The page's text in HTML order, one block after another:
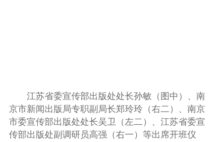
江苏省委宣传部出版处处长孙敏（图中）、南
京市新闻出版局专职副局长郑玲玲（右二）、南京
市委宣传部出版处处长吴卫（左二）、江苏省委宣
传部出版处副调研员高强（右一）等出席开班仪